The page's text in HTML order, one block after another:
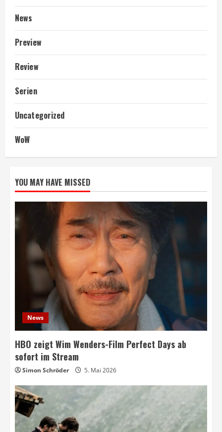
News
Preview
Review
Serien
Uncategorized
WoW
YOU MAY HAVE MISSED
News
HBO zeigt Wim Wenders-Film Perfect Days ab
sofort im Stream
Simon Schröder 5. Mai 2026